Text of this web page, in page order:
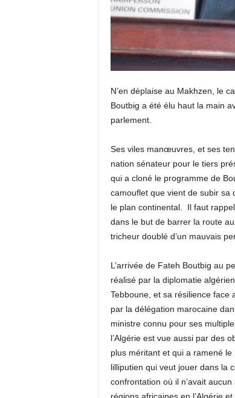
N’en déplaise au Makhzen, le
Boutbig a été élu haut la main
parlement.
Ses viles manœuvres, et ses
nation sénateur pour le tiers
qui a cloné le programme de
camouflet que vient de subir sa
le plan continental. Il faut
dans le but de barrer la route
tricheur doublé d’un mauvais
L’arrivée de Fateh Boutbig au
réalisé par la diplomatie
Tebboune, et sa résilience face
par la délégation marocaine
ministre connu pour ses
l’Algérie est vue aussi par des
plus méritant et qui a ramené
lilliputien qui veut jouer dans la
confrontation où il n’avait